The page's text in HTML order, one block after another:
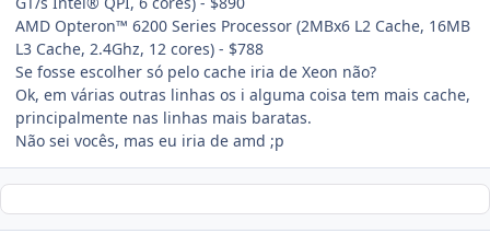
AMD Opteron™ 6200 Series Processor (2MBx6 L2 Cache, 16MB
L3 Cache, 2.4Ghz, 12 cores) - $788
Se fosse escolher só pelo cache iria de Xeon não?
Ok, em várias outras linhas os i alguma coisa tem mais cache,
principalmente nas linhas mais baratas.
Não sei vocês, mas eu iria de amd ;p